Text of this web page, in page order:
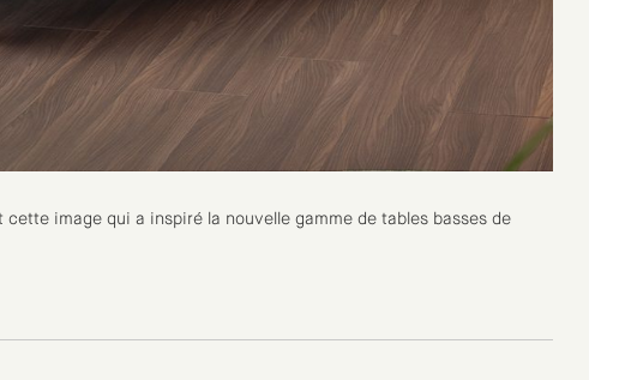
image qui a inspiré la nouvelle gamme de tables basses de